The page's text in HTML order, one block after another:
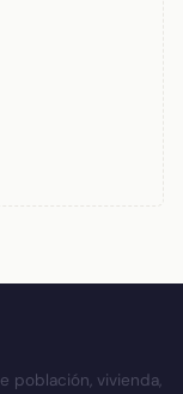
población, vivienda,